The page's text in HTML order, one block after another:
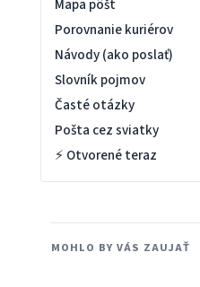
Mapa pôšt
Porovnanie kuriérov
Návody (ako poslať)
Slovník pojmov
Časté otázky
Pošta cez sviatky
⚡ Otvorené teraz
MOHLO BY VÁS ZAUJAŤ